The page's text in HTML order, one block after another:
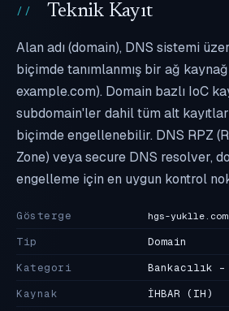
Teknik Kayıt
Alan adı (domain), DNS sistemi
biçimde tanımlanmış bir ağ
example.com). Domain bazlı IoC
subdomain'ler dahil tüm alt
biçimde engellenebilir. DNS RPZ
Zone) veya secure DNS resolver,
engelleme için en uygun kontrol
Gösterge hgs-yuklle.com
Tip
Domain
Kategori
Bankacılık
Kaynak
İHBAR (IH)